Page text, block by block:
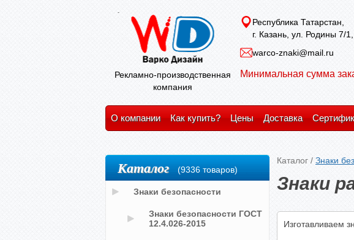
Рекламно-производственная
компания
Республика Татарстан,
г. Казань, ул. Родины 7/
warco-znaki@mail.ru
Минимальная сумма
О компании Как купить? Цены Доставка
Каталог / Знаки
Знаки
Изготавливаем
Каталог (9336 товаров)
Знаки безопасности
Знаки безопасности ГОСТ
12.4.026-2015